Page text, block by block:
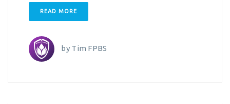
READ MORE
by Tim FPBS